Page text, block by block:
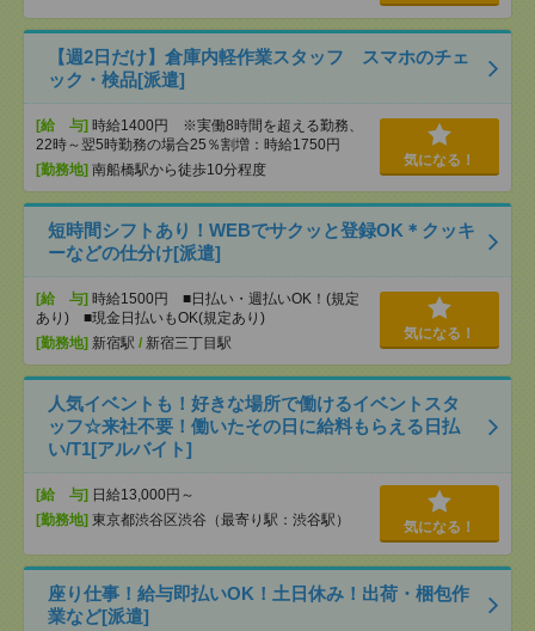
【週2日だけ】倉庫内軽作業スタッフ スマホのチェ
ック・検品[派遣]
[給 与] 時給1400円 ※実働8時間を超える勤務、
22時～翌5時勤務の場合25％割増：時給1750円
[勤務地] 南船橋駅から徒歩10分程度
気になる！
短時間シフトあり！WEBでサクッと登録OK＊クッキ
ーなどの仕分け[派遣]
[給 与] 時給1500円 ■日払い・週払いOK！(規定
あり) ■現金日払いもOK(規定あり)
[勤務地] 新宿駅 / 新宿三丁目駅
気になる！
人気イベントも！好きな場所で働けるイベントスタ
ッフ☆来社不要！働いたその日に給料もらえる日払
い/T1[アルバイト]
[給 与] 日給13,000円～
[勤務地] 東京都渋谷区渋谷（最寄り駅：渋谷駅） 気になる！
座り仕事！給与即払いOK！土日休み！出荷・梱包作
業など[派遣]